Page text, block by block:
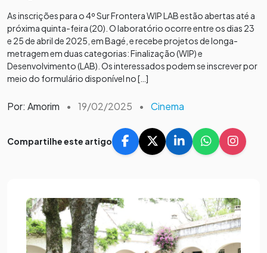
As inscrições para o 4º Sur Frontera WIP LAB estão abertas até a
próxima quinta-feira (20). O laboratório ocorre entre os dias 23
e 25 de abril de 2025, em Bagé, e recebe projetos de longa-
metragem em duas categorias: Finalização (WIP) e
Desenvolvimento (LAB). Os interessados podem se inscrever por
meio do formulário disponível no […]
Por: Amorim • 19/02/2025 • Cinema
Compartilhe este artigo